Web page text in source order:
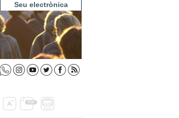
Seu electrònica